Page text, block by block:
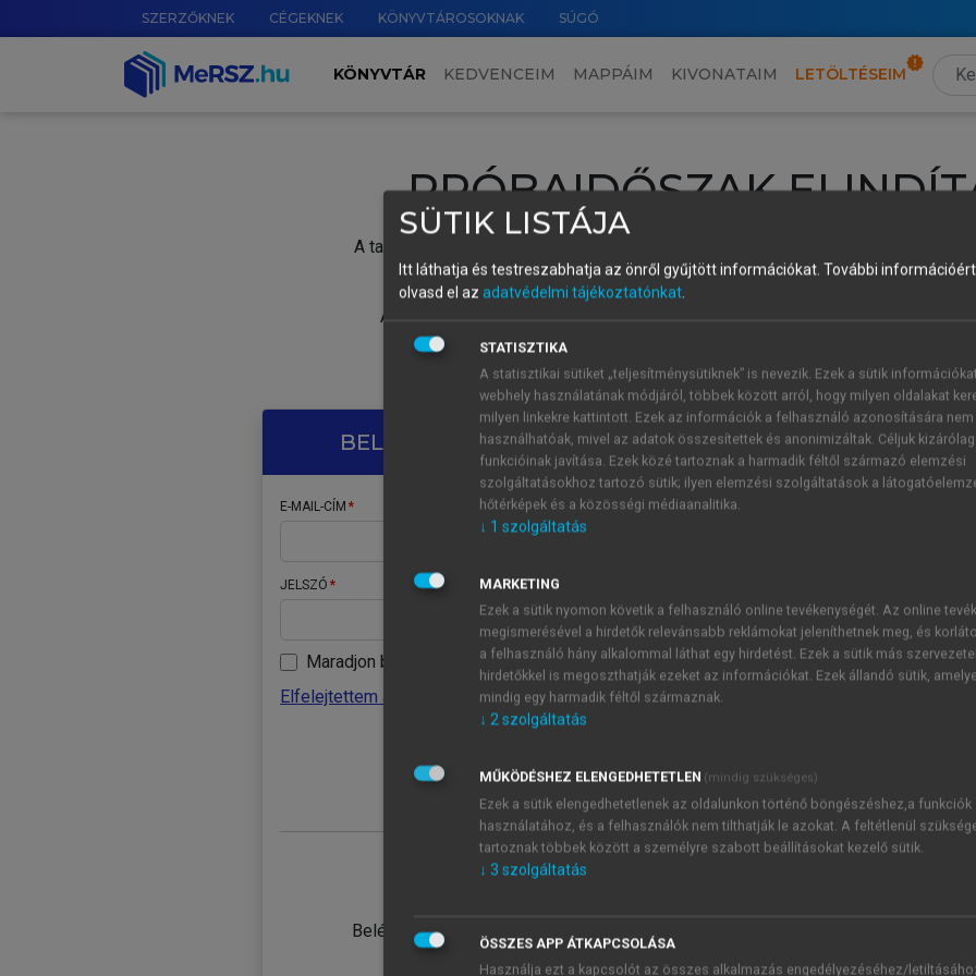
SZERZŐKNEK CÉGEKNEK KÖNYVTÁROSOKNAK SÚGÓ
KÖNYVTÁR KEDVENCEIM MAPPÁIM KIVONATAIM LETÖLTÉSEIM
PRÓBAIDŐSZAK
A tartalom megtekintéséhez lépj be a saját fiókoddal, iskolai azonosítóddal vagy
Új felhasználóként1 óra díjmentes hozzáférésrevagy
A próbaidőszak elindításához,
vagy hozz
A regisztráció után a
BELÉPÉS SAJÁT FIÓKKAL
E-MAIL-CÍM
JELSZÓ
Maradjon belépve
Elfelejtettem a jelszavamat
Belépés intézményi azonosítóval
ÚJ FIÓK
1 óra
JELSZÓ
Kérek értesítést a MeRSZ
Kérek értesítést az
SÜTIK LISTÁJA
Itt láthatja és testreszabhatja az önről gyűjtött információkat. További
olvasd el az adatvédelmi tájékoztatónkat.
STATISZTIKA
A statisztikai sütiket „teljesítménysütiknek” is nevezik. Ezek a sütik
webhely használatának módjáról, többek között arról, hogy milyen oldalakat
milyen linkekre kattintott. Ezek az információk a felhasználó azonosítására nem
használhatóak, mivel az adatok összesítettek és anonimizáltak. Céljuk
funkcióinak javítása. Ezek közé tartoznak a harmadik féltől származó elemzési
szolgáltatásokhoz tartozó sütik; ilyen elemzési szolgáltatások a
hőtérképek és a közösségi médiaanalitika.
↓ 1 szolgáltatás
MARKETING
Ezek a sütik nyomon követik a felhasználó online tevékenységét. Az online
megismerésével a hirdetők relevánsabb reklámokat jeleníthetnek meg, és
a felhasználó hány alkalommal láthat egy hirdetést. Ezek a sütik más
hirdetőkkel is megoszthatják ezeket az információkat. Ezek állandó sütik,
mindig egy harmadik féltől származnak.
↓ 2szolgáltatás
MŰKÖDÉSHEZ ELENGEDHETETLEN (mindig szükséges)
Ezek a sütik elengedhetetlenek az oldalunkon történő böngészéshez,a funkciók
használatához, és a felhasználók nem tilthatják le azokat. A feltétlenül
tartoznak többek között a személyre szabott beállításokat kezelő sütik.
↓ 3 szolgáltatás
ÖSSZES APP ÁTKAPCSOLÁSA
Használja ezt a kapcsolót az összes alkalmazás engedélyezéséhez/